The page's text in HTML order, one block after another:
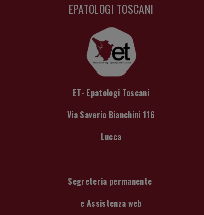
EPATOLOGI TOSCANI
ET- Epatologi Toscani
Via Saverio Bianchini 116
Lucca
Segreteria permanente
e Assistenza web